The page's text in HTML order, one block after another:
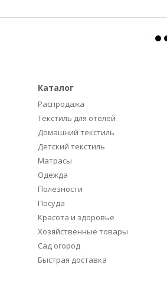
Каталог
Распродажа
Текстиль для отелей
Домашний текстиль
Детский текстиль
Матрасы
Одежда
Полезности
Посуда
Красота и здоровье
Хозяйственные товары
Сад огород
Быстрая доставка